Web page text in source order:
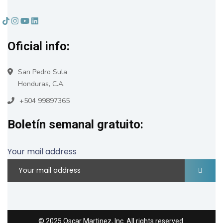
Oficial info:
San Pedro Sula
Honduras, C.A.
+504 99897365
Boletín semanal gratuito:
Your mail address
© 2025 Oscar Martinez, Inc. All rights reserved.